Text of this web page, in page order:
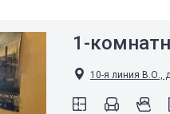
1-
10-я линия В.О.,